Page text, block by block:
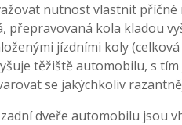
nutnost vlastnit
přepravovaná kola kladou
jízdními koly
těžiště automobilu, s
se jakýchkoliv
dveře automobilu jsou